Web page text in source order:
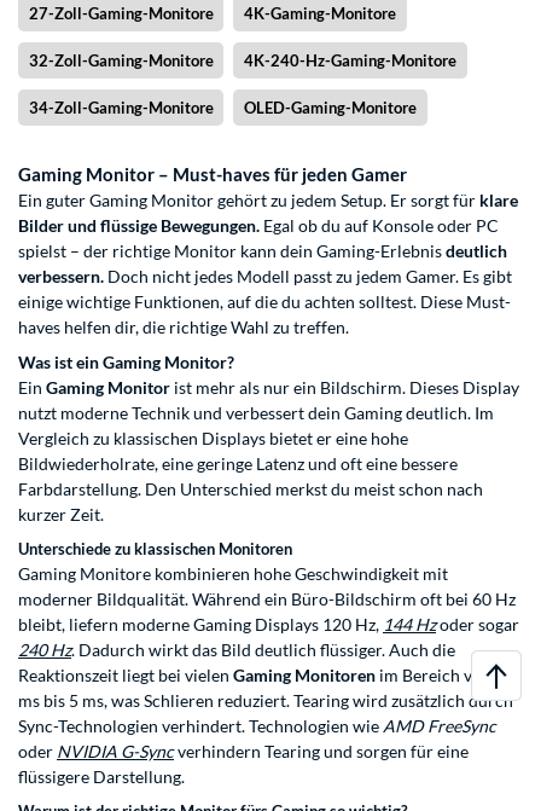
27-Zoll-Gaming-Monitore 4K-Gaming-Monitore
32-Zoll-Gaming-Monitore 4K-240-Hz-Gaming-Monitore
34-Zoll-Gaming-Monitore OLED-Gaming-Monitore
Gaming Monitor – Must-haves für jeden Gamer
Ein guter Gaming Monitor gehört zu jedem Setup. Er sorgt für klare
Bilder und flüssige Bewegungen. Egal ob du auf Konsole oder PC
spielst – der richtige Monitor kann dein Gaming-Erlebnisdeutlich
verbessern. Doch nicht jedes Modell passt zu jedem Gamer. Es gibt
einige wichtige Funktionen, auf die du achten solltest. Diese Must-
haves helfen dir, die richtige Wahl zu treffen.
Was ist ein Gaming Monitor?
Ein Gaming Monitor ist mehr als nur ein Bildschirm. Dieses Display
nutzt moderne Technik und verbessert dein Gaming deutlich. Im
Vergleich zu klassischen Displays bietet er eine hohe
Bildwiederholrate, eine geringe Latenz und oft eine bessere
Farbdarstellung. Den Unterschied merkst du meist schon nach
kurzer Zeit.
Unterschiede zu klassischen Monitoren
Gaming Monitore kombinieren hohe Geschwindigkeit mit
moderner Bildqualität. Während ein Büro-Bildschirm oft bei 60 Hz
bleibt, liefern moderne Gaming Displays 120 Hz, 144 Hzoder sogar
240 Hz. Dadurch wirkt das Bild deutlich flüssiger. Auch die
Reaktionszeit liegt bei vielen Gaming Monitoren im Bereich von 1
ms bis 5 ms, was Schlieren reduziert. Tearing wird zusätzlich durch
Sync-Technologien verhindert. Technologien wie AMD FreeSync
oder NVIDIA G-Syncverhindern Tearing und sorgen für eine
flüssigere Darstellung.